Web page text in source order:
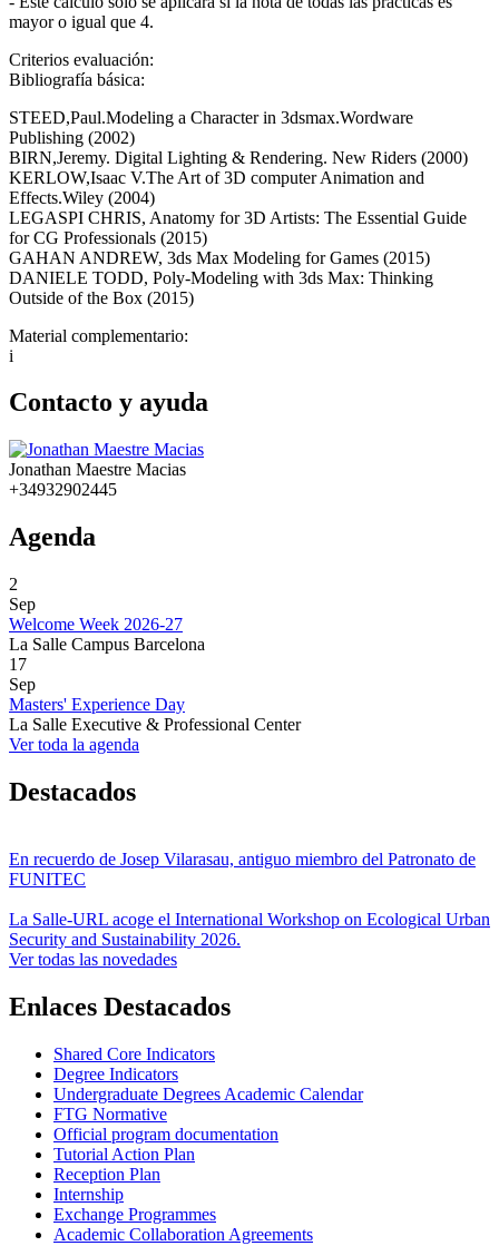
mayor o igual que 4.
Criterios evaluación:
Bibliografía básica:
STEED,Paul.Modeling a Character in 3dsmax.Wordware
Publishing (2002)
BIRN,Jeremy. Digital Lighting & Rendering. New Riders (2000)
KERLOW,Isaac V.The Art of 3D computer Animation and
Effects.Wiley (2004)
LEGASPI CHRIS, Anatomy for 3D Artists: The Essential Guide
for CG Professionals (2015)
GAHAN ANDREW, 3ds Max Modeling for Games (2015)
DANIELE TODD, Poly-Modeling with 3ds Max: Thinking
Outside of the Box (2015)
Material complementario:
i
Contacto y ayuda
Jonathan Maestre Macias
+34932902445
Agenda
2
Sep
Welcome Week 2026-27
La Salle Campus Barcelona
17
Sep
Masters' Experience Day
La Salle Executive & Professional Center
Ver toda la agenda
Destacados
En recuerdo de Josep Vilarasau, antiguo miembro del Patronato de
FUNITEC
La Salle-URL acoge el International Workshop on Ecological Urban
Security and Sustainability 2026.
Ver todas las novedades
Enlaces Destacados
Shared Core Indicators
Degree Indicators
Undergraduate Degrees Academic Calendar
FTG Normative
Official program documentation
Tutorial Action Plan
Reception Plan
Internship
Exchange Programmes
Academic Collaboration Agreements